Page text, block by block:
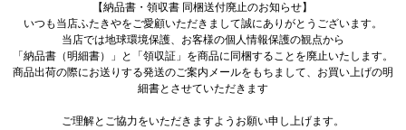
【納品書・領収書 同梱送付廃止のお知らせ】
いつも当店ふたきやをご愛顧いただきまして誠にありがとうございます。
当店では地球環境保護、お客様の個人情報保護の観点から
「納品書（明細書）」と「領収証」を商品に同梱することを廃止いたします。
商品出荷の際にお送りする発送のご案内メールをもちまして、お買い上げの明
細書とさせていただきます
ご理解とご協力をいただきますようお願い申し上げます。